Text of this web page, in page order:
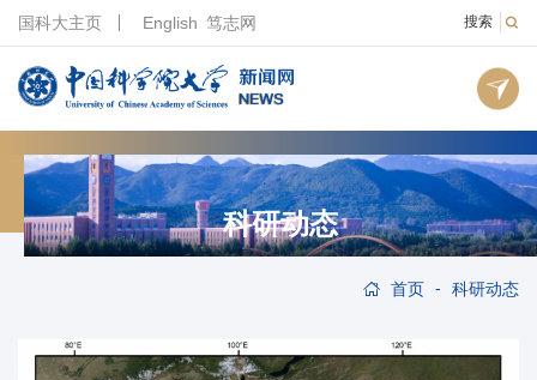
搜索
国科大主页 English 笃志网
科研动态
首页 - 科研动态